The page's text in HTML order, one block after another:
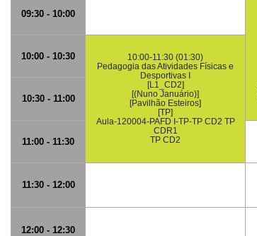
09:30 - 10:00
10:00 - 10:30
10:00-11:30 (01:30)
Pedagogia das Atividades Físicas e
Desportivas I
[L1_CD2]
[(Nuno Januário)]
[Pavilhão Esteiros]
[TP]
Aula-120004-PAFD I-TP-TP CD2 TP
CDR1
TP CD2
10:30 - 11:00
11:00 - 11:30
11:30 - 12:00
12:00 - 12:30